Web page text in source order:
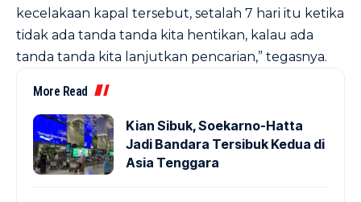
kecelakaan kapal tersebut, setalah 7 hari itu ketika
tidak ada tanda tanda kita hentikan, kalau ada
tanda tanda kita lanjutkan pencarian,” tegasnya.
More Read
Kian Sibuk, Soekarno-Hatta
Jadi Bandara Tersibuk Kedua di
Asia Tenggara